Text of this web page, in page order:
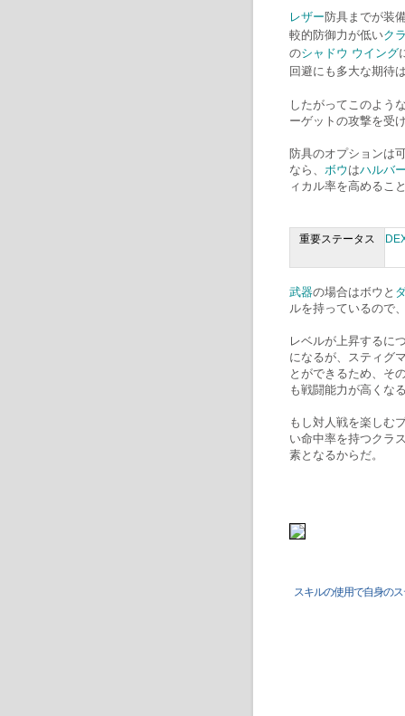
レザー防具までが装
較的防御力が低いク
のシャドウ ウイング
回避にも多大な期待
したがってこのよう
ーゲットの攻撃を受
防具のオプションは
なら、 ボウ はハルバ
ィカル率を高めるこ
重要ステータス
武器の場合はボウと
ルを持っているので
レベルが上昇するに
になるが、スティグ
とができるため、そ
も戦闘能力が高くな
もし対人戦を楽しむ
い命中率を持つクラ
素となるからだ。
スキルの使用で自身の